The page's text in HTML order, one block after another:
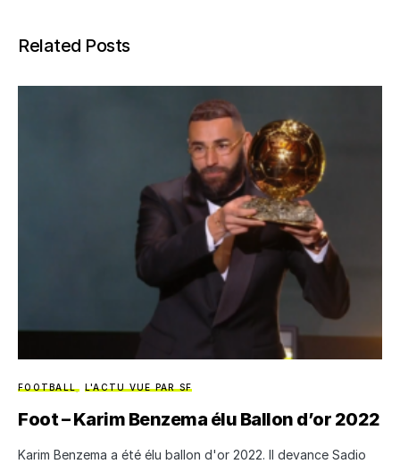
Related Posts
FOOTBALL L'ACTU VUE PAR SF
Foot – Karim Benzema élu Ballon d’or 2022
Karim Benzema a été élu ballon d'or 2022. Il devance Sadio